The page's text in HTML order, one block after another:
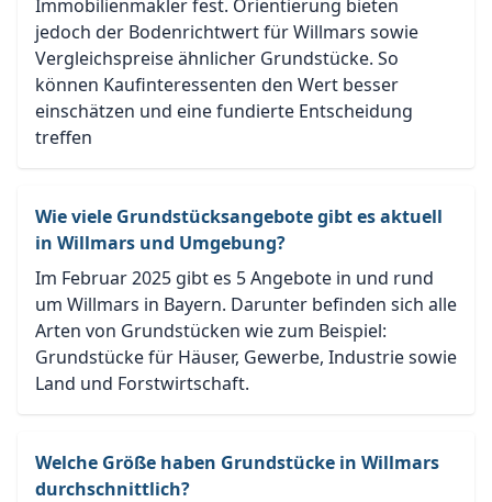
Immobilienmakler fest. Orientierung bieten
jedoch der Bodenrichtwert für Willmars sowie
Vergleichspreise ähnlicher Grundstücke. So
können Kaufinteressenten den Wert besser
einschätzen und eine fundierte Entscheidung
treffen
Wie viele Grundstücksangebote gibt es aktuell
in Willmars und Umgebung?
Im Februar 2025 gibt es 5 Angebote in und rund
um Willmars in Bayern. Darunter befinden sich alle
Arten von Grundstücken wie zum Beispiel:
Grundstücke für Häuser, Gewerbe, Industrie sowie
Land und Forstwirtschaft.
Welche Größe haben Grundstücke in Willmars
durchschnittlich?